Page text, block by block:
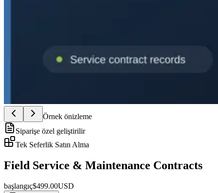
Örnek önizleme
Siparişe özel geliştirilir
Tek Seferlik Satın Alma
Field Service & Maintenance Contracts
başlangıç$499.00USD